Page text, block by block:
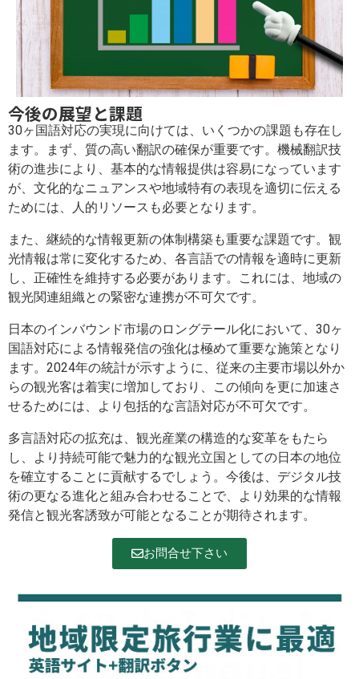
今後の展望と課題
30ヶ国語対応の実現に向けては、いくつかの課題も存在し
ます。まず、質の高い翻訳の確保が重要です。機械翻訳技
術の進歩により、基本的な情報提供は容易になっています
が、文化的なニュアンスや地域特有の表現を適切に伝える
ためには、人的リソースも必要となります。
また、継続的な情報更新の体制構築も重要な課題です。観
光情報は常に変化するため、各言語での情報を適時に更新
し、正確性を維持する必要があります。これには、地域の
観光関連組織との緊密な連携が不可欠です。
日本のインバウンド市場のロングテール化において、30ヶ
国語対応による情報発信の強化は極めて重要な施策となり
ます。2024年の統計が示すように、従来の主要市場以外か
らの観光客は着実に増加しており、この傾向を更に加速さ
せるためには、より包括的な言語対応が不可欠です。
多言語対応の拡充は、観光産業の構造的な変革をもたら
し、より持続可能で魅力的な観光立国としての日本の地位
を確立することに貢献するでしょう。今後は、デジタル技
術の更なる進化と組み合わせることで、より効果的な情報
発信と観光客誘致が可能となることが期待されます。
お問合せ下さい